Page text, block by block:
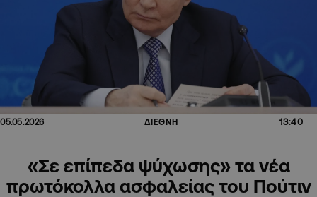
05.05.2026 ΔΙΕΘΝΗ 13:40
«Σε επίπεδα ψύχωσης» τα νέα
πρωτόκολλα ασφαλείας του Πούτιν